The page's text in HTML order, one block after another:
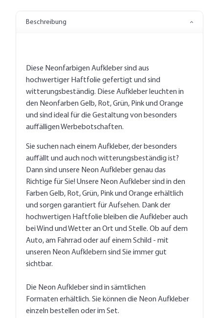
Beschreibung
Diese Neonfarbigen Aufkleber sind aus
hochwertiger Haftfolie gefertigt und sind
witterungsbeständig. Diese Aufkleber leuchten in
den Neonfarben Gelb, Rot, Grün, Pink und Orange
und sind ideal für die Gestaltung von besonders
auffälligen Werbebotschaften.
Sie suchen nach einem Aufkleber, der besonders
auffällt und auch noch witterungsbeständig ist?
Dann sind unsere Neon Aufkleber genau das
Richtige für Sie! Unsere Neon Aufkleber sind in den
Farben Gelb, Rot, Grün, Pink und Orange erhältlich
und sorgen garantiert für Aufsehen. Dank der
hochwertigen Haftfolie bleiben die Aufkleber auch
bei Wind und Wetter an Ort und Stelle. Ob auf dem
Auto, am Fahrrad oder auf einem Schild - mit
unseren Neon Aufklebern sind Sie immer gut
sichtbar.
Die Neon Aufkleber sind in sämtlichen
Formaten erhältlich. Sie können die Neon Aufkleber
einzeln bestellen oder im Set.